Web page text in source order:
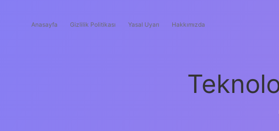
Anasayfa Gizlilik Politikası Yasal Uyarı Hakkımızda